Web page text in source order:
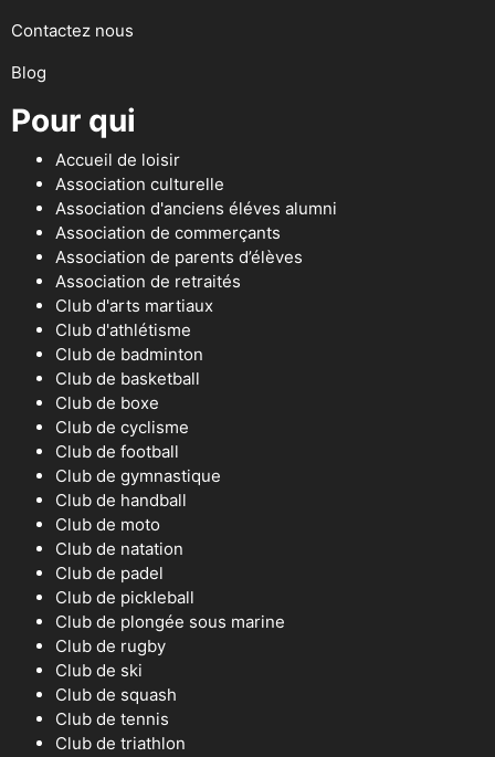
Contactez nous
Blog
Pour qui
Accueil de loisir
Association culturelle
Association d'anciens éléves alumni
Association de commerçants
Association de parents d’élèves
Association de retraités
Club d'arts martiaux
Club d'athlétisme
Club de badminton
Club de basketball
Club de boxe
Club de cyclisme
Club de football
Club de gymnastique
Club de handball
Club de moto
Club de natation
Club de padel
Club de pickleball
Club de plongée sous marine
Club de rugby
Club de ski
Club de squash
Club de tennis
Club de triathlon